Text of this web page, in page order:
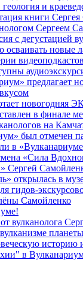
и
книги
Сергеем
с дегустацией
осваивать
предлагает
новогодняя
в финале
на
был отмечен
в
«Сила
открылась в
гидов-
Самойленко
вулканолога
в